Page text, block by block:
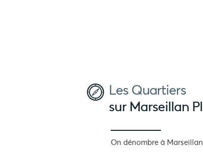
Les Quartiers
sur Marseillan
On dénombre à